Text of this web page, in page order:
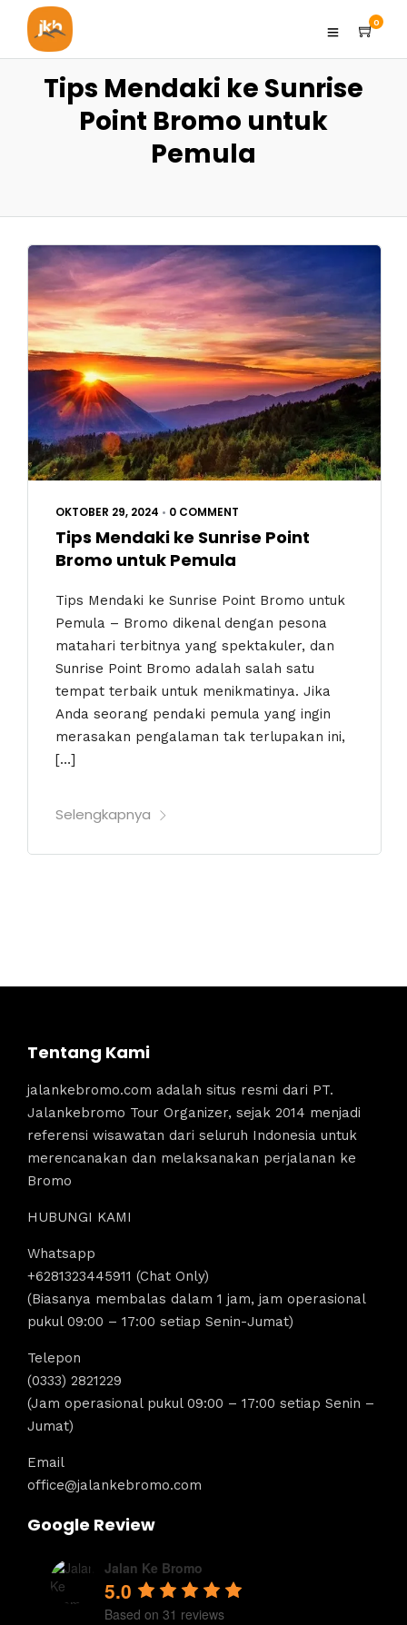
0
Tips Mendaki ke Sunrise
Point Bromo untuk
Pemula
OKTOBER 29, 2024 • 0 COMMENT
Tips Mendaki ke Sunrise Point
Bromo untuk Pemula
Tips Mendaki ke Sunrise Point Bromo untuk
Pemula – Bromo dikenal dengan pesona
matahari terbitnya yang spektakuler, dan
Sunrise Point Bromo adalah salah satu
tempat terbaik untuk menikmatinya. Jika
Anda seorang pendaki pemula yang ingin
merasakan pengalaman tak terlupakan ini,
[…]
Selengkapnya
Tentang Kami
jalankebromo.com adalah situs resmi dari PT.
Jalankebromo Tour Organizer, sejak 2014 menjadi
referensi wisawatan dari seluruh Indonesia untuk
merencanakan dan melaksanakan perjalanan ke
Bromo
HUBUNGI KAMI
Whatsapp
+6281323445911 (Chat Only)
(Biasanya membalas dalam 1 jam, jam operasional
pukul 09:00 – 17:00 setiap Senin-Jumat)
Telepon
(0333) 2821229
(Jam operasional pukul 09:00 – 17:00 setiap Senin –
Jumat)
Email
office@jalankebromo.com
Google Review
Jalan Ke Bromo
5.0
Based on 31 reviews